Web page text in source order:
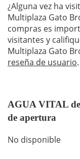
¿Alguna vez ha
Multiplaza Gato
compras es
visitantes y
Multiplaza Gato
reseña de usuario.
AGUA VITAL
de apertura
No disponible